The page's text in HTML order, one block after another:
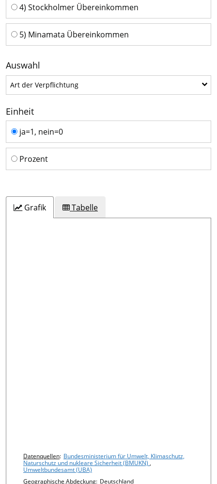
4) Stockholmer Übereinkommen
5) Minamata Übereinkommen
Auswahl
Art der VerpflichtungArt der Verpflichtung
Einheit
Einheit
ja=1, nein=0
Prozent
Grafik Tabelle
Chart details
Datenquellen: Bundesministerium für Umwelt, Klimaschutz,
Naturschutz und nukleare Sicherheit (BMUKN) ,
Umweltbundesamt (UBA)
Geographische Abdeckung: Deutschland